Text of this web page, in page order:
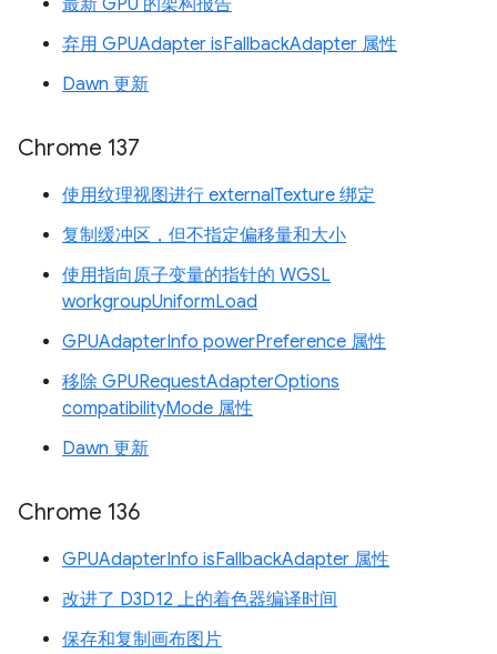
最新 GPU 的架构报告
弃用 GPUAdapter isFallbackAdapter 属性
Dawn 更新
Chrome 137
使用纹理视图进行 externalTexture 绑定
复制缓冲区，但不指定偏移量和大小
使用指向原子变量的指针的 WGSL
workgroupUniformLoad
GPUAdapterInfo powerPreference 属性
移除 GPURequestAdapterOptions
compatibilityMode 属性
Dawn 更新
Chrome 136
GPUAdapterInfo isFallbackAdapter 属性
改进了 D3D12 上的着色器编译时间
保存和复制画布图片